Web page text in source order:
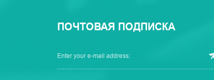
ПОЧТОВАЯ ПОДПИСКА